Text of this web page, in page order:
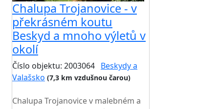
Chalupa Trojanovice - v
překrásném koutu
Beskyd a mnoho výletů v
okolí
Číslo objektu: 2003064 Beskydy a
Valašsko (7,3 km vzdušnou čarou)
Chalupa Trojanovice v malebném a